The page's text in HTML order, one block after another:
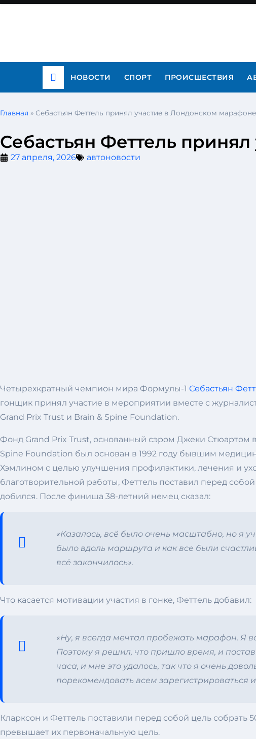
НОВОСТИ СПОРТ ПРОИСШЕСТВИЯ
Главная » Себастьян Феттель принял участие в Лондонском марафоне
Себастьян Феттель
27 апреля, 2026 автоновости
Четырехкратный чемпион мира Формулы-1 Себастьян
гонщик принял участие в мероприятии вместе с
Grand Prix Trust и Brain & Spine Foundation.
Фонд Grand Prix Trust, основанный сэром Джеки Стюартом
Spine Foundation был основан в 1992 году бывшим
Хэмлином с целью улучшения профилактики, лечения и
благотворительной работы, Феттель поставил перед
добился. После финиша 38-летний немец сказал:
«Казалось, всё было очень масштабно, но я
было вдоль маршрута и как все были
всё закончилось».
Что касается мотивации участия в гонке, Феттель добавил:
«Ну, я всегда мечтал пробежать марафон. Я
Поэтому я решил, что пришло время, и
часа, и мне это удалось, так что я очень
порекомендовать всем зарегистрироваться
Кларксон и Феттель поставили перед собой цель
превышает их первоначальную цель.